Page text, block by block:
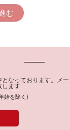
なっております。メー
します
始を除く)